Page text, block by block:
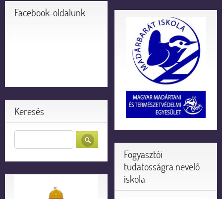
Facebook-oldalunk
Keresés
Fogyasztói
tudatosságra nevelő
iskola